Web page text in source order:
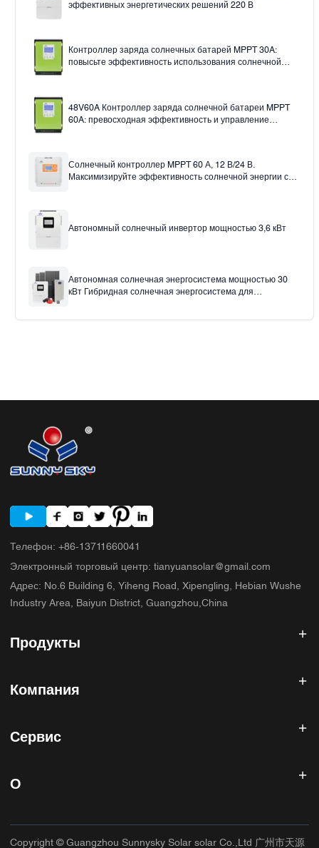
эффективных энергетических решений 220 В
Контроллер заряда солнечных батарей MPPT 30A:
повысьте эффективность использования солнечной
48V60A Контроллер заряда солнечной батареи MPPT
60A: превосходная эффективность и управление
Солнечный контроллер MPPT 60 А, 12 В/24 В.
Максимизируйте эффективность солнечной энергии с
Автономный солнечный инвертор мощностью 3,6 кВт
Автономная солнечная энергосистема мощностью 30
кВт Гибридная солнечная энергосистема для
Телефон: +86-13711660041
Электронный торговый центр: tianyuansolar@gmail.com
Адрес: No.6 Building 6, Yiheng Road, Xipengling, Hebian Wushe
Industry Area, Baiyun District, Guangzhou,China
Продукты
Солнечная панель
Солнечная энергетическая система
Контроллер солнечного заряда
Компания
Продукты
О нас
Сервис
Политика возврата
Гарантийная политика
О
Copyright © Guangzhou Sunnysky Solar solar Co.,Ltd 广州市天源